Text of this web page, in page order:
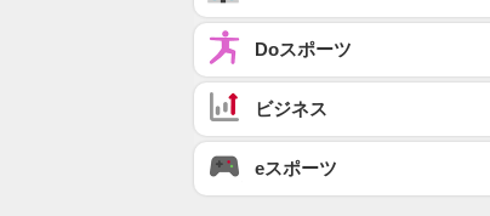
Doスポーツ
ビジネス
eスポーツ